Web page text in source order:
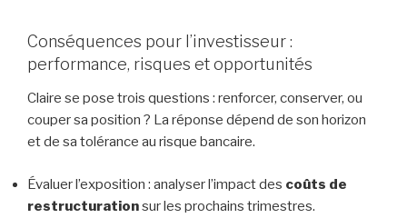
Conséquences pour l’investisseur :
performance, risques et opportunités
Claire se pose trois questions : renforcer, conserver, ou
couper sa position ? La réponse dépend de son horizon
et de sa tolérance au risque bancaire.
Évaluer l’exposition : analyser l’impact des coûts de
restructurationsur les prochains trimestres.